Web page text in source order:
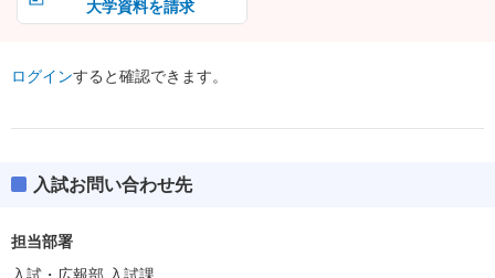
大学資料を請求
ログインすると確認できます。
入試お問い合わせ先
担当部署